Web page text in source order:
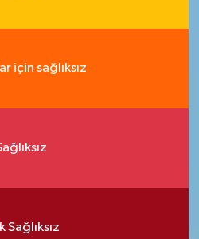
için sağlıksız
Sağlıksız